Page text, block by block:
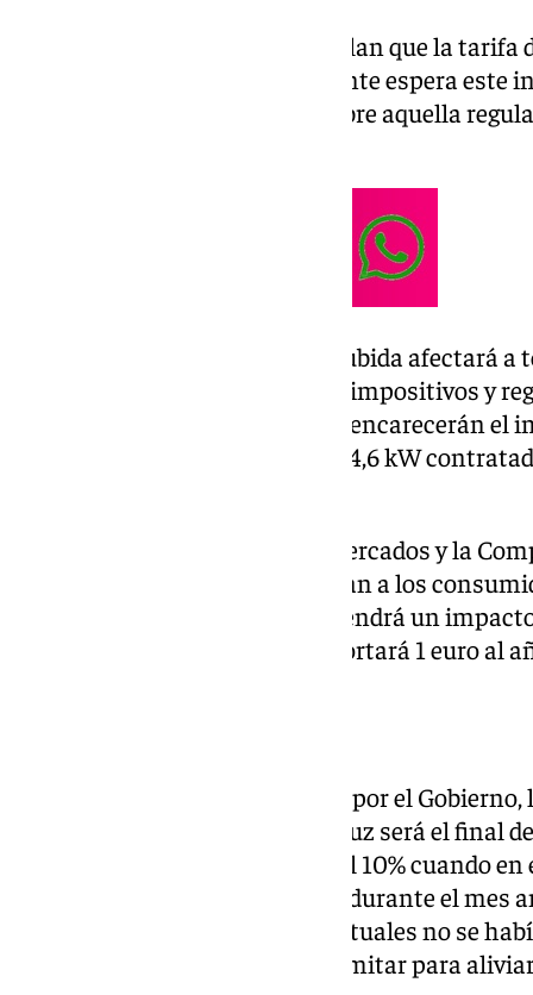
Las previsiones de la OCU señalan que la
118 euros en 2025. Concretamente espera
mercado libre, mientras que sobre aquella
En mayor o menor medida, la subida afectará
debe a los inminentes cambios impositivos y
Gobierno central. Tales ajustes encarecerán el
un hogar medio en un 13% (con 4,6 kW
La Comisión Nacional de los Mercados y la
rebaja de los peajes que se cobran a los
los hogares, pero esta medida tendrá un
subida prevista, ya que solo recortará 1 euro al
De las regulaciones planteadas por el
en mayor medida la factura de luz será el final
aplicación de un IVA reducido al 10% cuando
un precio superior a 45 €/MWh durante el mes
21% que, salvo excepciones puntuales no se
Ucrania, cuando se empezó a limitar para